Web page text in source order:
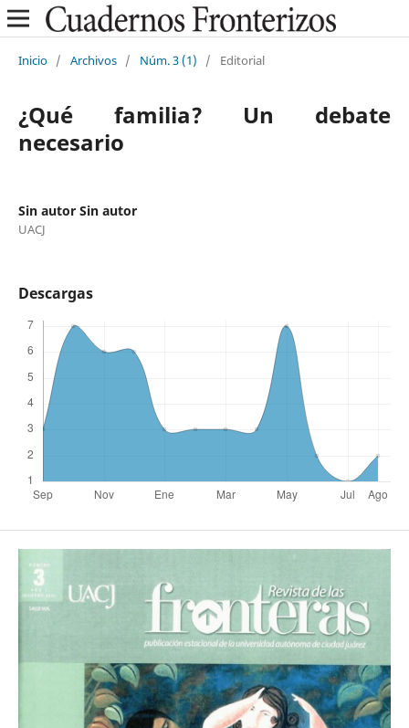
Inicio / Archivos / Núm. 3 (1) / Editorial
¿Qué familia? Un debate
necesario
Sin autor Sin autor
UACJ
Descargas